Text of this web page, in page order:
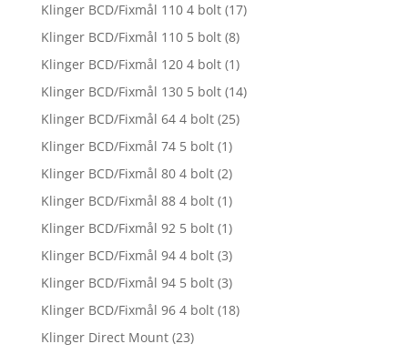
Klinger BCD/Fixmål 110 4 bolt (17)
Klinger BCD/Fixmål 110 5 bolt (8)
Klinger BCD/Fixmål 120 4 bolt (1)
Klinger BCD/Fixmål 130 5 bolt (14)
Klinger BCD/Fixmål 64 4 bolt (25)
Klinger BCD/Fixmål 74 5 bolt (1)
Klinger BCD/Fixmål 80 4 bolt (2)
Klinger BCD/Fixmål 88 4 bolt (1)
Klinger BCD/Fixmål 92 5 bolt (1)
Klinger BCD/Fixmål 94 4 bolt (3)
Klinger BCD/Fixmål 94 5 bolt (3)
Klinger BCD/Fixmål 96 4 bolt (18)
Klinger Direct Mount (23)